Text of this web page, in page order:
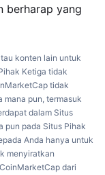
berharap yang
konten lain untuk
Ketiga tidak
tidak
mana pun, termasuk
dalam Situs
pun pada Situs Pihak
Anda hanya untuk
menyiratkan
dari